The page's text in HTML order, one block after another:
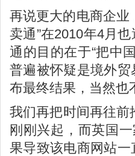
再说更大的电商企业
卖通”在2010年4月
通的目的在于“把中
普遍被怀疑是境外
布最终结果，当然也
我们再把时间再往前
刚刚兴起，而英国
果导致该电商网站